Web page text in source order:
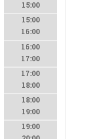
15:00
15:00
16:00
16:00
17:00
17:00
18:00
18:00
19:00
19:00